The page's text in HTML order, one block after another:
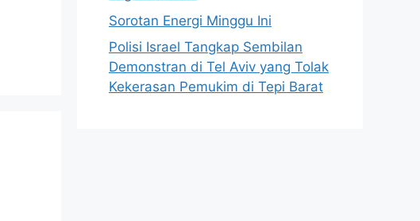
Sorotan Energi Minggu Ini
Polisi Israel Tangkap Sembilan
Demonstran di Tel Aviv yang Tolak
Kekerasan Pemukim di Tepi Barat